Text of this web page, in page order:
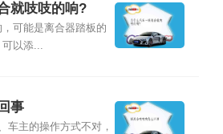
就吱吱的响?
可能是离合器踏板的
可以添...
事
车主的操作方式不对，